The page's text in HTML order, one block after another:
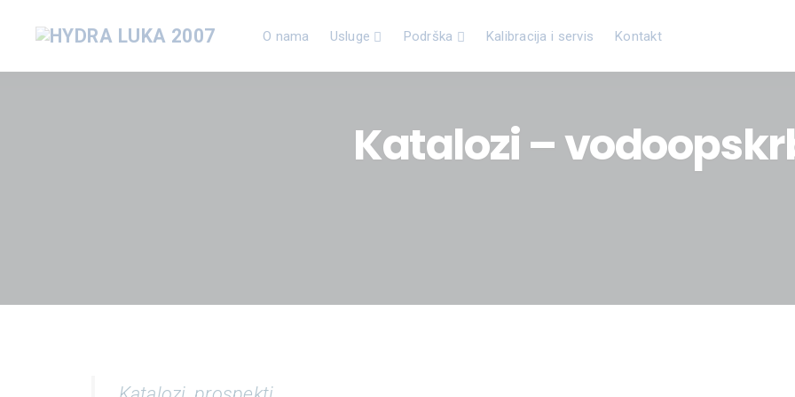
O nama Usluge Podrška Kalibracija i servis Kontakt
Katalozi –